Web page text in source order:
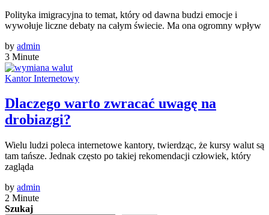
Polityka imigracyjna to temat, który od dawna budzi emocje i
wywołuje liczne debaty na całym świecie. Ma ona ogromny wpływ
by admin
3 Minute
Kantor Internetowy
Dlaczego warto zwracać uwagę na
drobiazgi?
Wielu ludzi poleca internetowe kantory, twierdząc, że kursy walut są
tam tańsze. Jednak często po takiej rekomendacji człowiek, który
zagląda
by admin
2 Minute
Szukaj